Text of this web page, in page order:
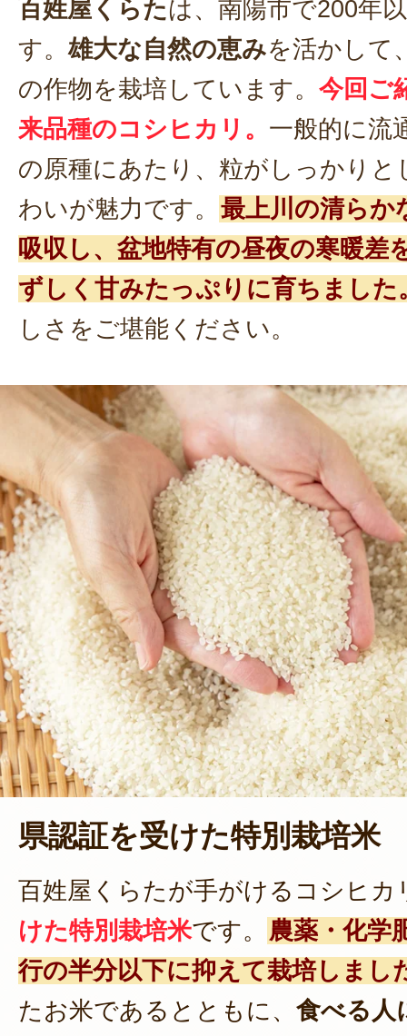
百姓屋くらたは、南陽市で200年
す。雄大な自然の恵みを活かして
の作物を栽培しています。 今回ご
来品種のコシヒカリ。 一般的に流
の原種にあたり、粒がしっかりと
わいが魅力です。 最上川の清らか
吸収し、盆地特有の昼夜の寒暖差
ずしく甘みたっぷりに育ちました
しさをご堪能ください。
県認証を受けた特別栽培米
百姓屋くらたが手がけるコシヒカ
けた特別栽培米です。 農薬・化学
行の半分以下に抑えて栽培しまし
たお米であるとともに、 食べる人